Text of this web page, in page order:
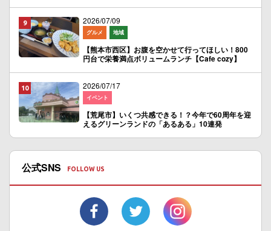
2026/07/09
グルメ 地域
【熊本市西区】お腹を空かせて行ってほしい！800
円台で栄養満点ボリュームランチ【Cafe cozy】
2026/07/17
イベント
【荒尾市】いくつ共感できる！？今年で60周年を迎
えるグリーンランドの「あるある」10連発
公式SNS